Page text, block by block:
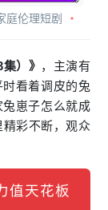
庭伦理短剧
）》 ，主演有
看着调皮的兔
崽子怎么就成
彩不断，观众
值天花板